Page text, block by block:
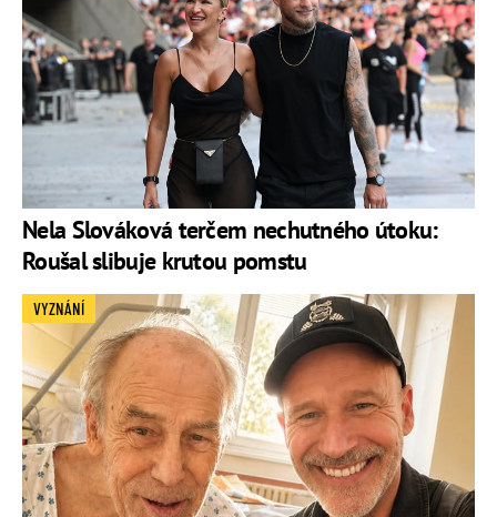
Nela Slováková terčem nechutného útoku:
Roušal slibuje krutou pomstu
VYZNÁNÍ